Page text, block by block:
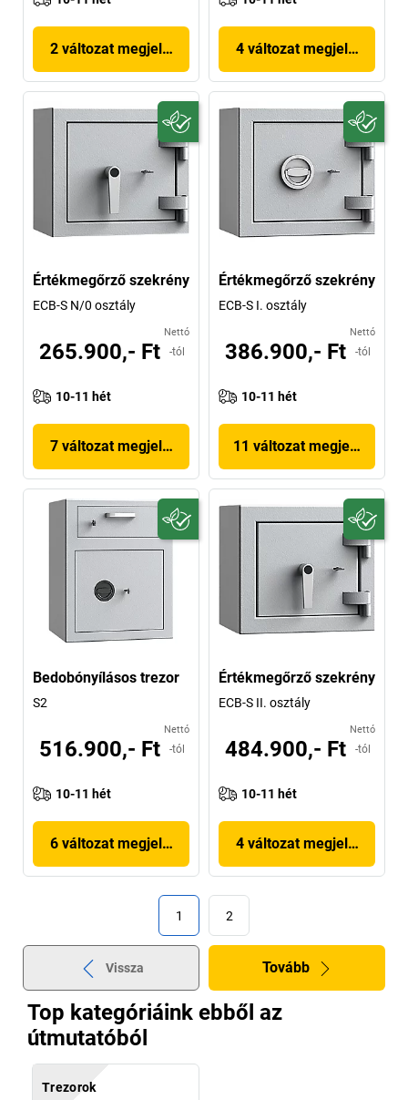
2 változat megjelenítése 4 változat megjelenítése
Értékmegőrző szekrény
ECB-S N/0 osztály
Nettó
265.900,- Ft -tól
10-11 hét
7 változat megjelenítése
Értékmegőrző szekrény
ECB-S I. osztály
Nettó
386.900,- Ft -tól
10-11 hét
11 változat megjelenítése
Bedobónyílásos trezor
S2
Nettó
516.900,- Ft -tól
10-11 hét
6 változat megjelenítése
Értékmegőrző szekrény
ECB-S II. osztály
Nettó
484.900,- Ft -tól
10-11 hét
4 változat megjelenítése
1 2
Vissza Tovább
Top kategóriáink ebből az
útmutatóból
Trezorok